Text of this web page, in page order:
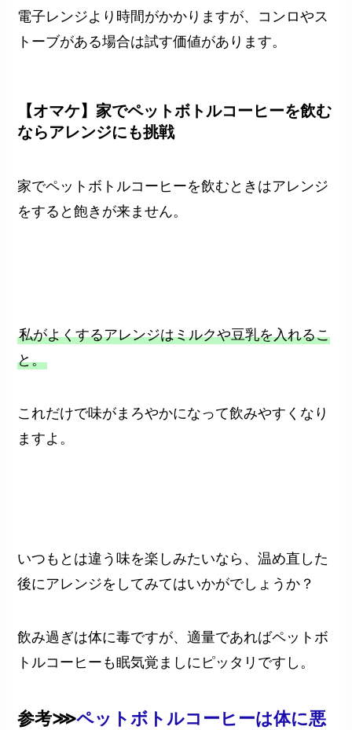
電子レンジより時間がかかりますが、コンロやス
トーブがある場合は試す価値があります。
【オマケ】家でペットボトルコーヒーを飲む
ならアレンジにも挑戦
家でペットボトルコーヒーを飲むときはアレンジ
をすると飽きが来ません。
私がよくするアレンジはミルクや豆乳を入れるこ
と。
これだけで味がまろやかになって飲みやすくなり
ますよ。
いつもとは違う味を楽しみたいなら、温め直した
後にアレンジをしてみてはいかがでしょうか？
飲み過ぎは体に毒ですが、適量であればペットボ
トルコーヒーも眠気覚ましにピッタリですし。
参考⋙ペットボトルコーヒーは体に悪